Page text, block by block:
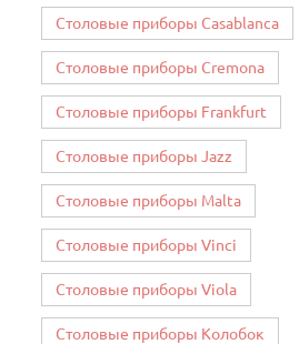
Столовые приборы Casablanca
Столовые приборы Cremona
Столовые приборы Frankfurt
Столовые приборы Jazz
Столовые приборы Malta
Столовые приборы Vinci
Столовые приборы Viola
Столовые приборы Колобок